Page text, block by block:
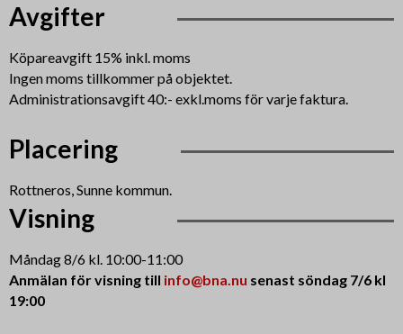
Avgifter
Köpareavgift 15% inkl. moms
Ingen moms tillkommer på objektet.
Administrationsavgift 40:- exkl.moms för varje faktura.
Placering
Rottneros, Sunne kommun.
Visning
Måndag 8/6 kl. 10:00-11:00
Anmälan för visning till info@bna.nu senast söndag 7/6 kl
19:00